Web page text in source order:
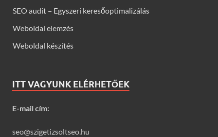
SEO audit – Egyszeri keresőoptimalizálás
Weboldal elemzés
Weboldal készítés
ITT VAGYUNK ELÉRHETŐEK
E-mail cím:
seo@szigetizsoltseo.hu